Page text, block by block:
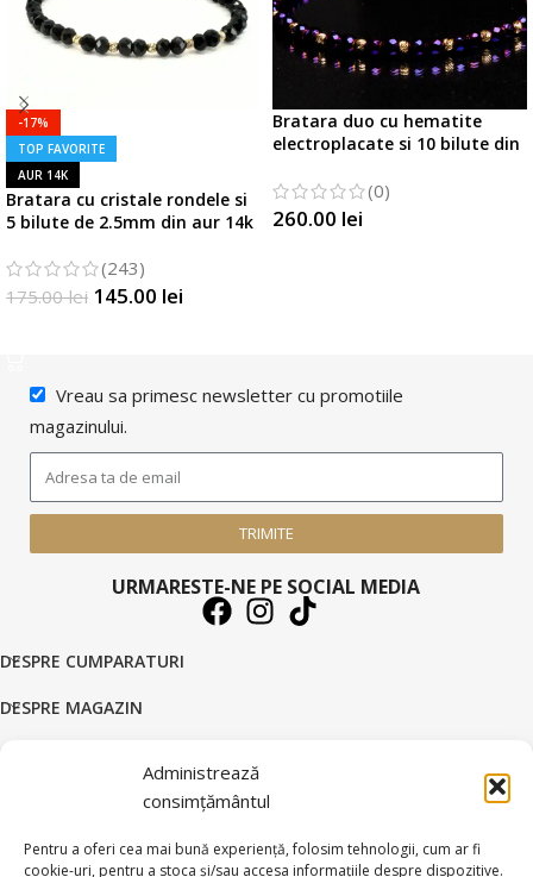
Administrează
consimțământul
Pentru a oferi cea mai bună experiență, folosim tehnologii, cum ar fi
cookie-uri, pentru a stoca și/sau accesa informațiile despre dispozitive.
-17%
TOP FAVORITE
AUR 14K
Bratara cu cristale rondele si
5 bilute de 2.5mm din aur 14k
(243)
175.00lei 145.00 lei
Bratara duo cu hematite
electroplacate si 10 bilute din
(0)
260.00 lei
Vreau sa primesc newsletter cu promotiile
magazinului.
TRIMITE
URMARESTE-NE PE SOCIAL MEDIA
DESPRE CUMPARATURI
DESPRE MAGAZIN
© 2026 BRATARI AUR - HANDMADE GOLD SILVER S.R.L.